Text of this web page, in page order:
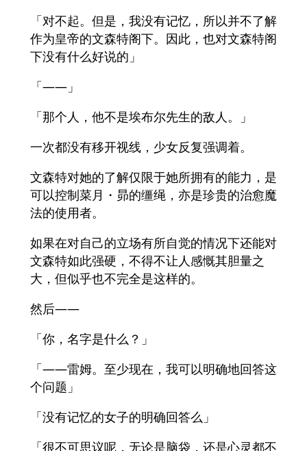
「对不起。但是，我没有记忆，所以并不了解
作为皇帝的文森特阁下。因此，也对文森特阁
下没有什么好说的」
「——」
「那个人，他不是埃布尔先生的敌人。」
一次都没有移开视线，少女反复强调着。
文森特对她的了解仅限于她所拥有的能力，是
可以控制菜月・昴的缰绳，亦是珍贵的治愈魔
法的使用者。
如果在对自己的立场有所自觉的情况下还能对
文森特如此强硬，不得不让人感慨其胆量之
大，但似乎也不完全是这样的。
然后——
「你，名字是什么？」
「——雷姆。至少现在，我可以明确地回答这
个问题」
「没有记忆的女子的明确回答么」
「很不可思议呢，无论是脑袋，还是心灵都不